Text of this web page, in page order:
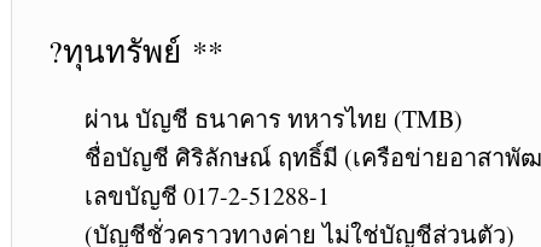
?ทุนทรัพย์ **
ผ่าน บัญชี ธนาคาร ทหารไทย (TMB)
ชื่อบัญชี ศิริลักษณ์ ฤทธิ์มี (เครือข่ายอาสาพั
เลขบัญชี 017-2-51288-1
(บัญชีชั่วคราวทางค่าย ไม่ใช่บัญชีส่วนตัว)